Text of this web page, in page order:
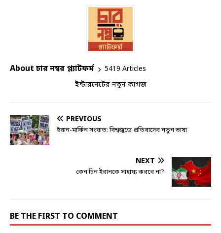
About চার নম্বর প্ল্যাটফর্ম
5419 Articles
ইন্টারনেটের নতুন কাগজ
PREVIOUS
ইরান-মার্কিন সংঘাত: বিশ্বজুড়ে প্রতিবাদের নতুন ভাষা
NEXT
কেন চিন ইরানকে সাহায্য করবে না?
BE THE FIRST TO COMMENT